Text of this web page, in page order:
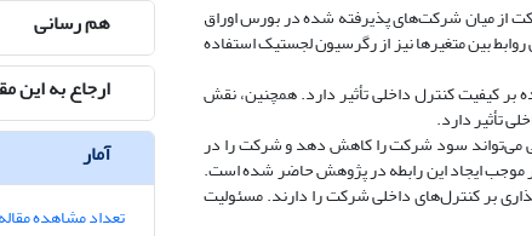
از لحاظ هدف، کاربردی و از لحاظ ماهیت، همبستگی است. به منظور دستیابی به هدف پژوهش، تعداد 155 شرکت از میان شرکت‌های پذیرفته شده در بورس اوراق
بررسی روابط بین متغیرها نیز از رگرسیون لجستیک استفاده
کیفیت کنترل داخلی تأثیر دارد. همچنین، نقش
تأثیر دارد.
می‌تواند سود شرکت را کاهش دهد و شرکت را در
موجب ایجاد این رابطه در پژوهش حاضر شده است.
بر کنترل‌های داخلی شرکت را دارند. مسئولیت
هم رسانی
ارجاع به این
آمار
تعداد مشاهده مقاله